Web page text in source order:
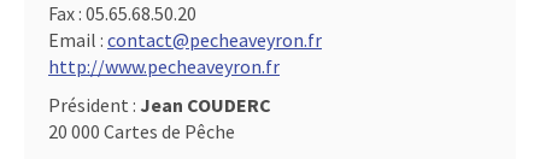
Fax : 05.65.68.50.20
Email : contact@pecheaveyron.fr
http://www.pecheaveyron.fr
Président : Jean COUDERC
20 000 Cartes de Pêche